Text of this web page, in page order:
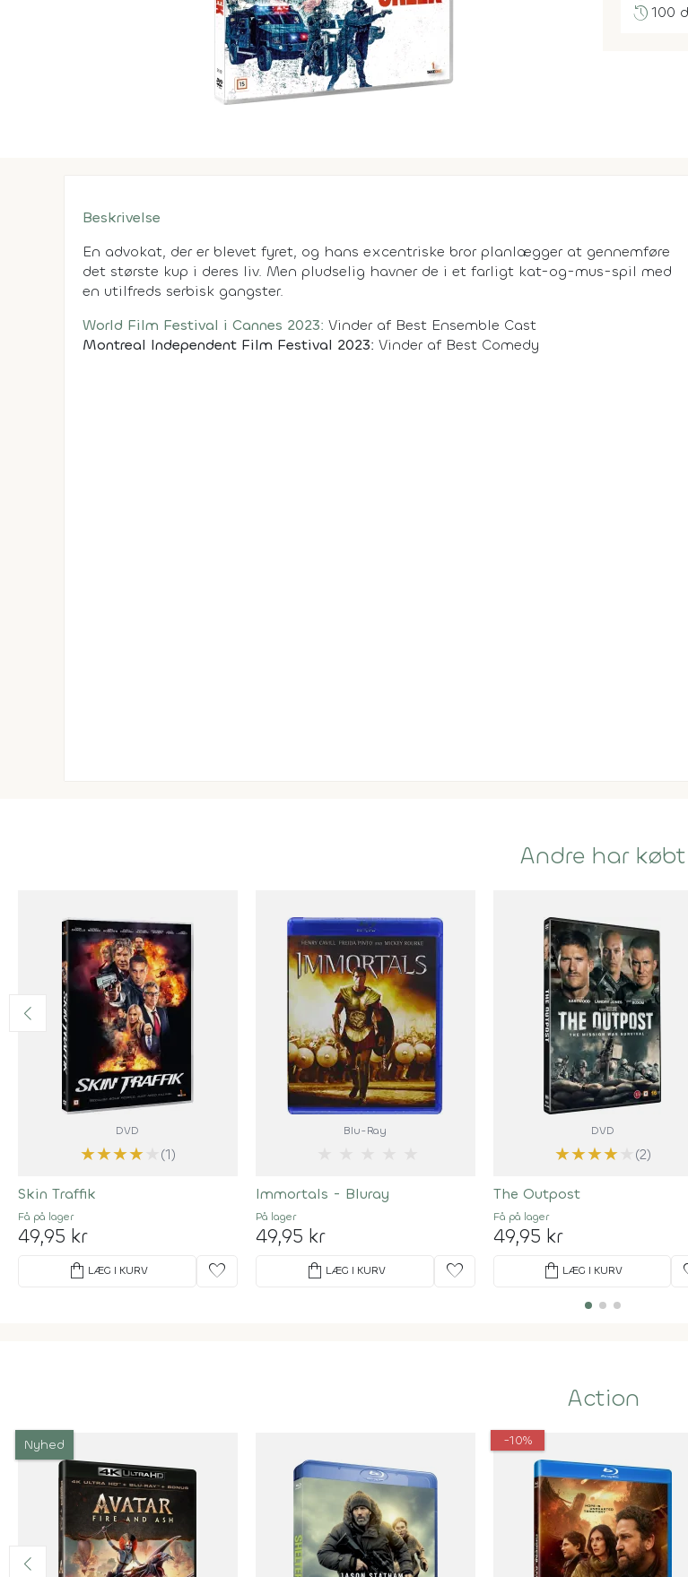
history100
Beskrivelse
En advokat, der er blevet fyret, og hans excentriske bror planlægger at gennemføre
det største kup i deres liv. Men pludselig havner de i et farligt kat-og-mus-spil med
en utilfreds serbisk gangster.
World Film Festival i Cannes 2023: Vinder af Best Ensemble Cast
Montreal Independent Film Festival 2023: Vinder af Best Comedy
Andre har købt
DVD
★★★★ (1)
Skin Traffik
Få på lager
49,95 kr
shopping_bag LÆG I KURV favorite
Blu-Ray
Immortals - Bluray
På lager
49,95 kr
shopping_bag LÆG I KURV favorite
DVD
★★★★ (2)
The Outpost
Få på lager
49,95 kr
shopping_bag LÆG I KURV
Action
Nyhed -10%